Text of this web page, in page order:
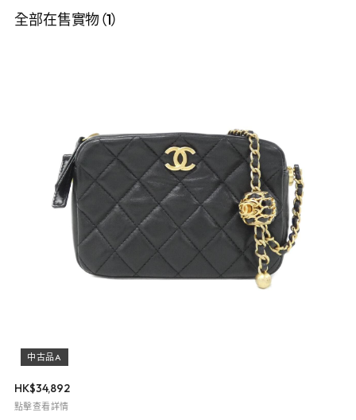
全部在售實物（1）
中古品A
HK$34,892
點擊查看詳情